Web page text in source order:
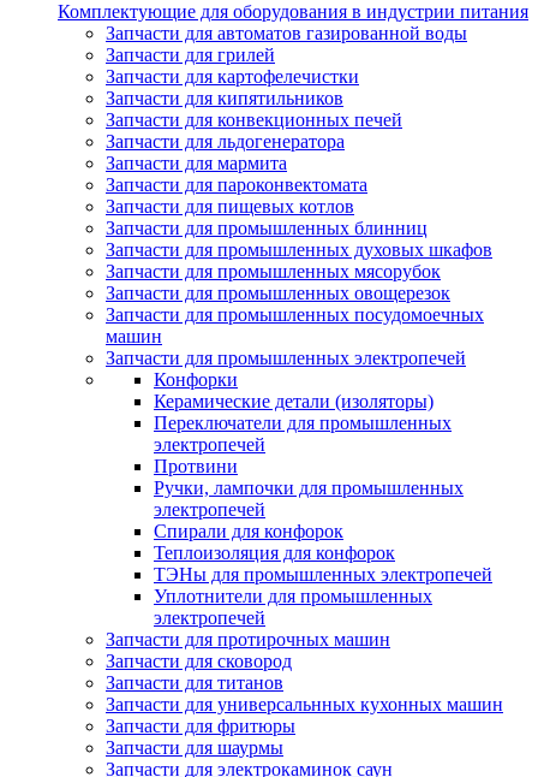
Комплектующие для оборудования в индустрии питания
Запчасти для автоматов газированной воды
Запчасти для грилей
Запчасти для картофелечистки
Запчасти для кипятильников
Запчасти для конвекционных печей
Запчасти для льдогенератора
Запчасти для мармита
Запчасти для пароконвектомата
Запчасти для пищевых котлов
Запчасти для промышленных блинниц
Запчасти для промышленных духовых шкафов
Запчасти для промышленных мясорубок
Запчасти для промышленных овощерезок
Запчасти для промышленных посудомоечных
машин
Запчасти для промышленных электропечей
Конфорки
Керамические детали (изоляторы)
Переключатели для промышленных
электропечей
Протвини
Ручки, лампочки для промышленных
электропечей
Спирали для конфорок
Теплоизоляция для конфорок
ТЭНы для промышленных электропечей
Уплотнители для промышленных
электропечей
Запчасти для протирочных машин
Запчасти для сковород
Запчасти для титанов
Запчасти для универсальнных кухонных машин
Запчасти для фритюры
Запчасти для шаурмы
Запчасти для электрокаминок саун